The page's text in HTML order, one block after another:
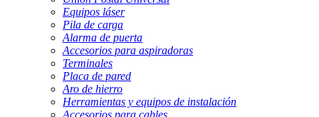
Equipos láser
Pila de carga
Alarma de puerta
Accesorios para aspiradoras
Terminales
Placa de pared
Aro de hierro
Herramientas y equipos de instalación